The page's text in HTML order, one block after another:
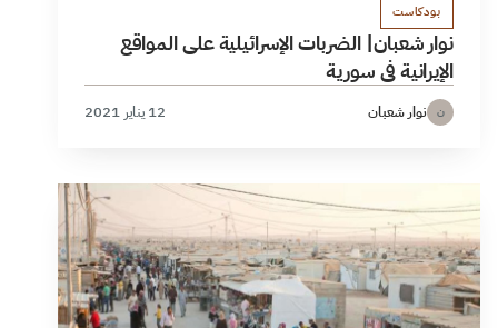
بودكاست
نوار شعبان| الضربات الإسرائيلية على المواقع
الإيرانية في سورية
ن نوار شعبان 12 يناير 2021